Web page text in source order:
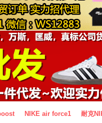
NIKE air force1 耐克